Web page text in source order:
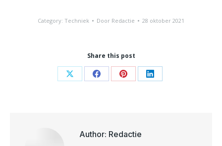
Category: Techniek Door Redactie 28 oktober 2021
Share this post
Share Share Share Share
Author: Redactie